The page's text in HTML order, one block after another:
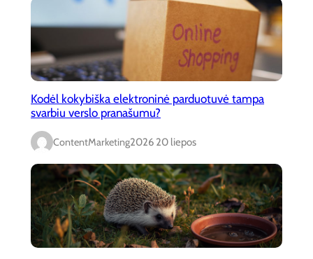
Kodėl kokybiška elektroninė parduotuvė tampa
svarbiu verslo pranašumu?
ContentMarketing2026 20 liepos